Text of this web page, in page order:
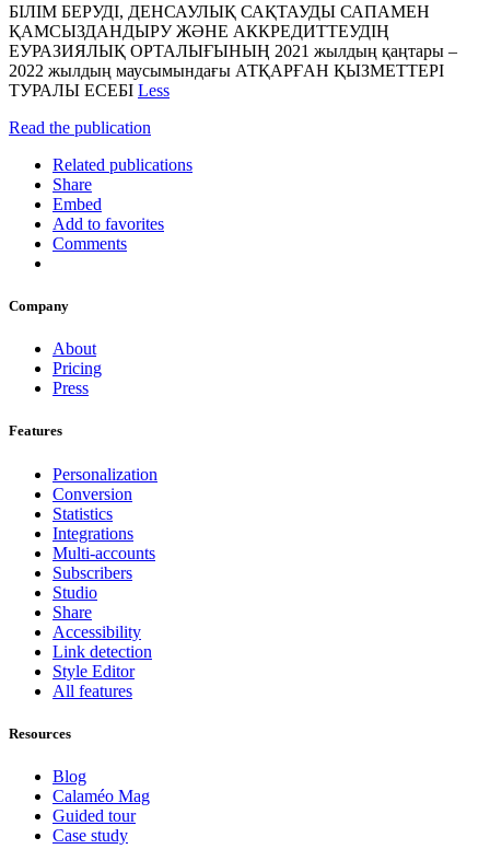
БІЛІМ БЕРУДІ, ДЕНСАУЛЫҚ САҚТАУДЫ САПАМЕН
ҚАМСЫЗДАНДЫРУ ЖӘНЕ АККРЕДИТТЕУДІҢ
ЕУРАЗИЯЛЫҚ ОРТАЛЫҒЫНЫҢ 2021 жылдың қаңтары –
2022 жылдың маусымындағы АТҚАРҒАН ҚЫЗМЕТТЕРІ
ТУРАЛЫ ЕСЕБІ Less
Read the publication
Related publications
Share
Embed
Add to favorites
Comments
Company
About
Pricing
Press
Features
Personalization
Conversion
Statistics
Integrations
Multi-accounts
Subscribers
Studio
Share
Accessibility
Link detection
Style Editor
All features
Resources
Blog
Calaméo Mag
Guided tour
Case study